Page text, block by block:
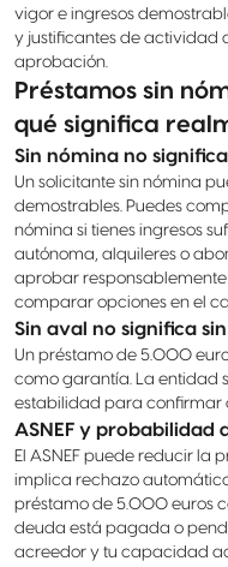
vigor e ingresos
y justificantes de actividad
aprobación.
Préstamos sin
qué significa
Sin nómina no
Un solicitante sin nómina
demostrables. Puedes
nómina si tienes ingresos
autónoma, alquileres o
aprobar
comparar opciones en el
Sin aval no significa
Un préstamo de 5.000
como garantía. La entidad
estabilidad para confirmar
ASNEF y probabilidad
El ASNEF puede reducir la
implica rechazo
préstamo de 5.000 euros
deuda está pagada o
acreedor y tu capacidad